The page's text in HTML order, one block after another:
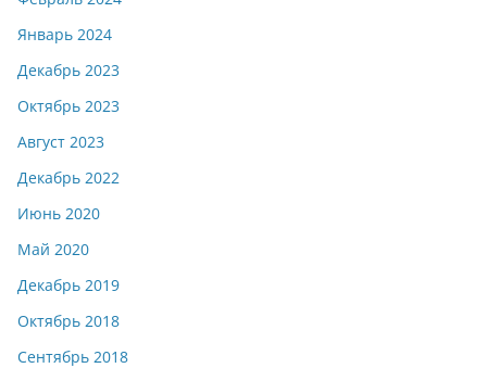
Январь 2024
Декабрь 2023
Октябрь 2023
Август 2023
Декабрь 2022
Июнь 2020
Май 2020
Декабрь 2019
Октябрь 2018
Сентябрь 2018